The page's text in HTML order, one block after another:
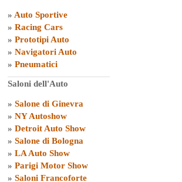
» Auto Sportive
» Racing Cars
» Prototipi Auto
» Navigatori Auto
» Pneumatici
Saloni dell'Auto
» Salone di Ginevra
» NY Autoshow
» Detroit Auto Show
» Salone di Bologna
» LA Auto Show
» Parigi Motor Show
» Saloni Francoforte